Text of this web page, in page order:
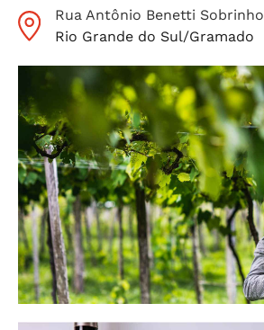
Rua Antônio Benetti Sobrinho
Rio Grande do Sul/Gramado